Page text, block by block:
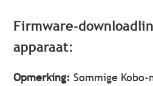
Firmware-
apparaat:
Opmerking: Sommige